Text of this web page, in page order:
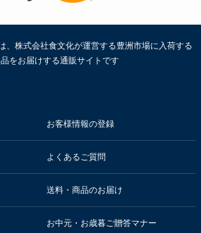
、株式会社食文化が運営する豊洲市場に入荷する
をお届けする通販サイトです
お客様情報の登録
よくあるご質問
送料・商品のお届け
お中元・お歳暮ご贈答マナー